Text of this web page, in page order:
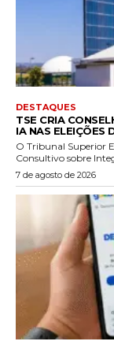
DESTAQUES
TSE CRIA
IA NAS ELEIÇÕES
O Tribunal Superior
Consultivo sobre
7 de agosto de 2026